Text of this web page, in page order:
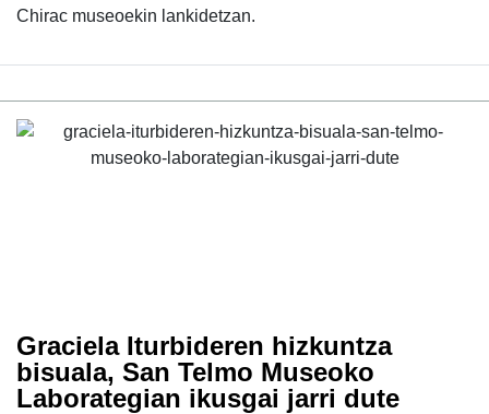
Chirac museoekin lankidetzan.
Graciela Iturbideren hizkuntza
bisuala, San Telmo Museoko
Laborategian ikusgai jarri dute